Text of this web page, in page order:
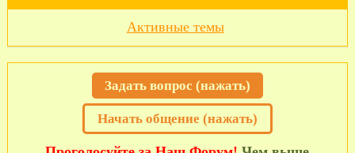
Активные темы
Задать вопрос (нажать)
Начать общение (нажать)